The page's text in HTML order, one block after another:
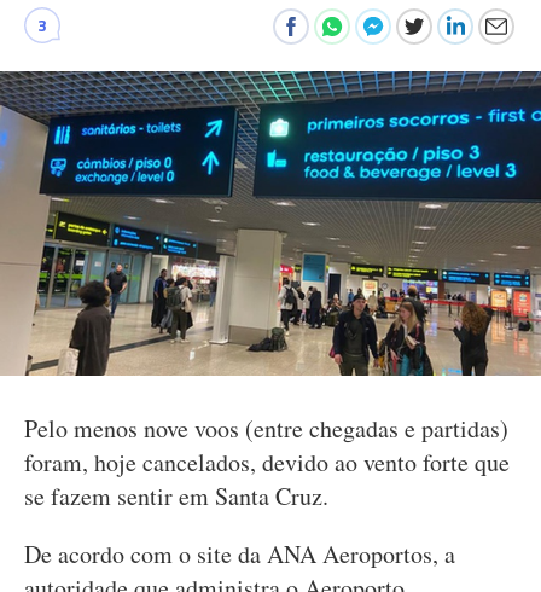
3
Pelo menos nove voos (entre chegadas e partidas)
foram, hoje cancelados, devido ao vento forte que
se fazem sentir em Santa Cruz.
De acordo com o site da ANA Aeroportos, a